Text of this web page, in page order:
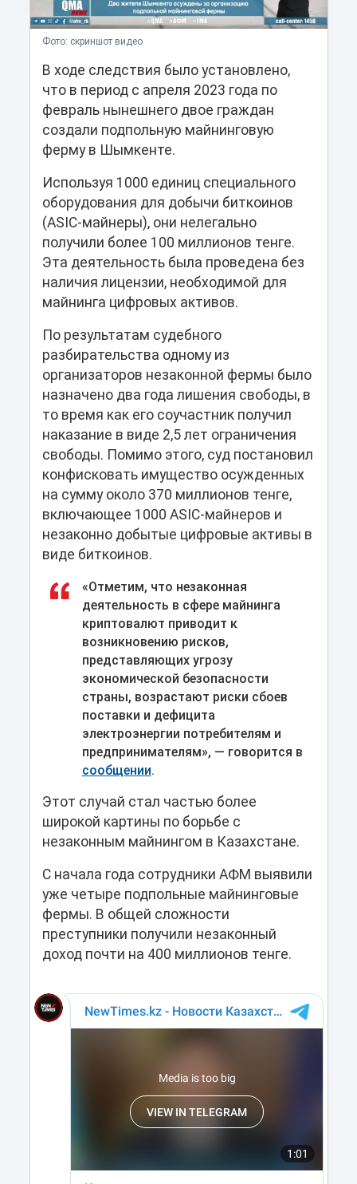
Фото: скриншот видео
В ходе следствия было установлено,
что в период с апреля 2023 года по
февраль нынешнего двое граждан
создали подпольную майнинговую
ферму в Шымкенте.
Используя 1000 единиц специального
оборудования для добычи биткоинов
(ASIC-майнеры), они нелегально
получили более 100 миллионов тенге.
Эта деятельность была проведена без
наличия лицензии, необходимой для
майнинга цифровых активов.
По результатам судебного
разбирательства одному из
организаторов незаконной фермы было
назначено два года лишения свободы, в
то время как его соучастник получил
наказание в виде 2,5 лет ограничения
свободы. Помимо этого, суд постановил
конфисковать имущество осужденных
на сумму около 370 миллионов тенге,
включающее 1000 ASIC-майнеров и
незаконно добытые цифровые активы в
виде биткоинов.
«Отметим, что незаконная
деятельность в сфере майнинга
криптовалют приводит к
возникновению рисков,
представляющих угрозу
экономической безопасности
страны, возрастают риски сбоев
поставки и дефицита
электроэнергии потребителям и
предпринимателям», — говорится в
сообщении.
Этот случай стал частью более
широкой картины по борьбе с
незаконным майнингом в Казахстане.
С начала года сотрудники АФМ выявили
уже четыре подпольные майнинговые
фермы. В общей сложности
преступники получили незаконный
доход почти на 400 миллионов тенге.